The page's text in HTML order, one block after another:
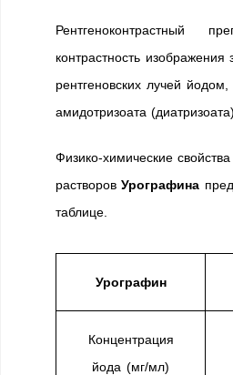
Рентгеноконтрастный
контрастность
рентгеновских лучей
амидотризоата (диатризоата).
Физико-химические
растворовУрографина
таблице.
Урографин
Концентрация
йода (мг/мл)